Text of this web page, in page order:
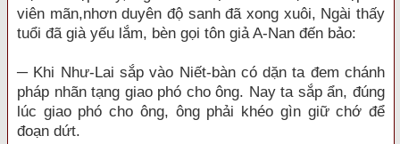
viên mãn,nhơn duyên độ sanh đã xong xuôi, Ngài thấy
tuổi đã già yếu lắm, bèn gọi tôn giả A-Nan đến bảo:
─ Khi Như-Lai sắp vào Niết-bàn có dặn ta đem chánh
pháp nhãn tạng giao phó cho ông. Nay ta sắp ẩn, đúng
lúc giao phó cho ông, ông phải khéo gìn giữ chớ để
đoạn dứt.